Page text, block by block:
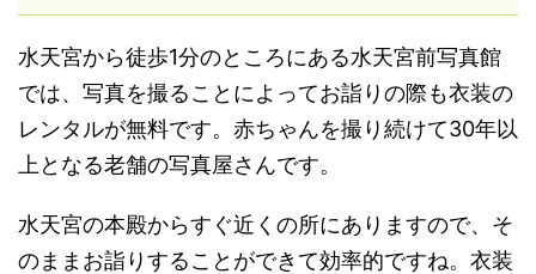
水天宮から徒歩1分のところにある水天宮前写真館
では、写真を撮ることによってお詣りの際も衣装の
レンタルが無料です。赤ちゃんを撮り続けて30年以
上となる老舗の写真屋さんです。
水天宮の本殿からすぐ近くの所にありますので、そ
のままお詣りすることができて効率的ですね。衣装